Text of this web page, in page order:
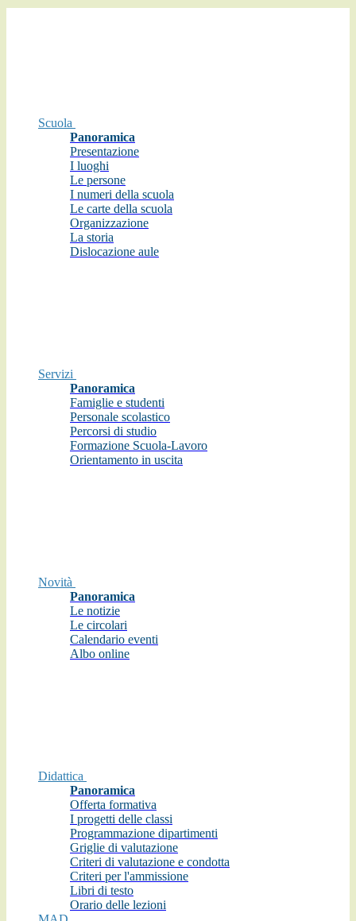
Scuola
Panoramica
Presentazione
I luoghi
Le persone
I numeri della scuola
Le carte della scuola
Organizzazione
La storia
Dislocazione aule
Servizi
Panoramica
Famiglie e studenti
Personale scolastico
Percorsi di studio
Formazione Scuola-Lavoro
Orientamento in uscita
Novità
Panoramica
Le notizie
Le circolari
Calendario eventi
Albo online
Didattica
Panoramica
Offerta formativa
I progetti delle classi
Programmazione dipartimenti
Griglie di valutazione
Criteri di valutazione e condotta
Criteri per l'ammissione
Libri di testo
Orario delle lezioni